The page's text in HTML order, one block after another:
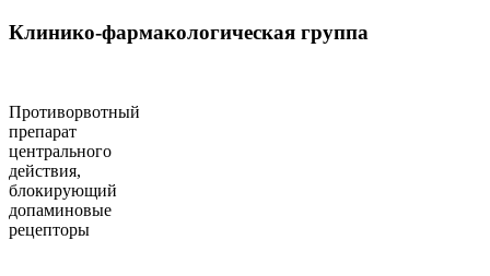
Клинико-фармакологическая группа
Противорвотный
препарат
центрального
действия,
блокирующий
допаминовые
рецепторы